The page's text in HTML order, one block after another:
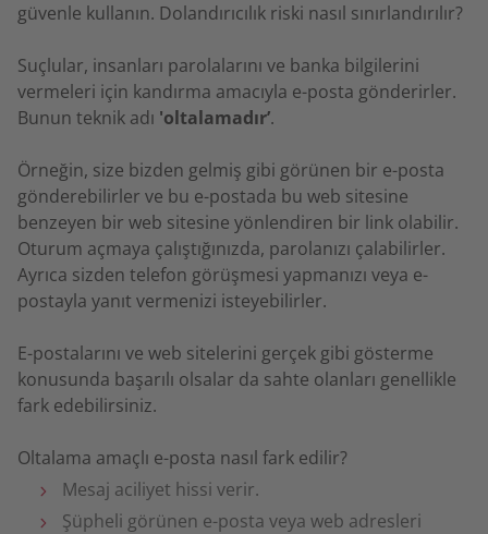
güvenle kullanın. Dolandırıcılık riski nasıl sınırlandırılır?
Suçlular, insanları parolalarını ve banka bilgilerini
vermeleri için kandırma amacıyla e-posta gönderirler.
Bunun teknik adı 'oltalamadır’.
Örneğin, size bizden gelmiş gibi görünen bir e-posta
gönderebilirler ve bu e-postada bu web sitesine
benzeyen bir web sitesine yönlendiren bir link olabilir.
Oturum açmaya çalıştığınızda, parolanızı çalabilirler.
Ayrıca sizden telefon görüşmesi yapmanızı veya e-
postayla yanıt vermenizi isteyebilirler.
E-postalarını ve web sitelerini gerçek gibi gösterme
konusunda başarılı olsalar da sahte olanları genellikle
fark edebilirsiniz.
Oltalama amaçlı e-posta nasıl fark edilir?
Mesaj aciliyet hissi verir.
Şüpheli görünen e-posta veya web adresleri